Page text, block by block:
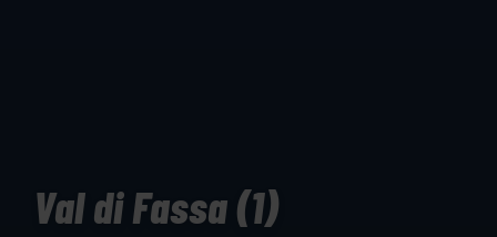
Val di Fassa (1)